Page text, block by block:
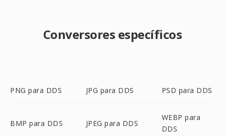
Conversores específicos
PNG para DDS JPG para DDS PSD para DDS
BMP para DDS JPEG para DDS
WEBP para
DDS